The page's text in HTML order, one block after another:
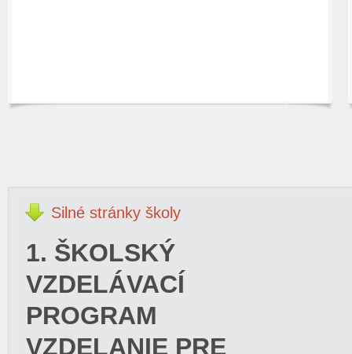
Silné stránky školy
1. ŠKOLSKÝ
VZDELÁVACÍ
PROGRAM
VZDELANIE PRE